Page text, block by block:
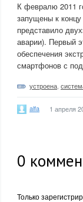
К февралю 2011
запущены к
представило
аварии). Первый
обеспечения
смартфонов с
устроена
alfa 1 апреля
0
Только